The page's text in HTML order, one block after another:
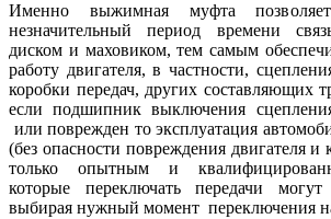
Именно выжимная муфта
незначительный период времени
диском и маховиком, тем самым
работу двигателя, в частности,
коробки передач, других составляющих
если подшипник выключения
или поврежден то эксплуатация
(без опасности повреждения двигателя и
только опытным и
которые переключать передачи
выбирая нужный момент переключения